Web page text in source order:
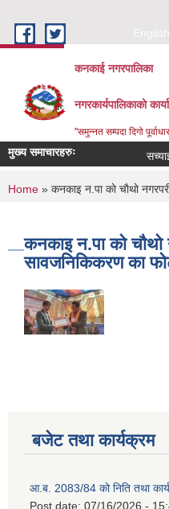
English
कनकाई नगरपालिका
नगरकार्यपालिकाको
"समुन्नत सम्पदा दिगो
मुख्य समाचारहरुः
You are here
Home » कनकाइ न.पा काे चाैथाे
कनकाइ न.पा काे चाैथाे
सावजनिकिकरण का
बजेट तथा कार्यक्रम
आ.ब. 2083/84 को निति तथा
Post date: 07/16/2026 -